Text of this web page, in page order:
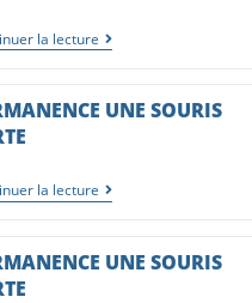
la lecture
UNE SOURIS
la lecture
UNE SOURIS